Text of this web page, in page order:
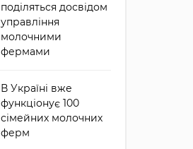
поділяться досвідом
управління
молочними
фермами
В Україні вже
функціонує 100
сімейних молочних
ферм